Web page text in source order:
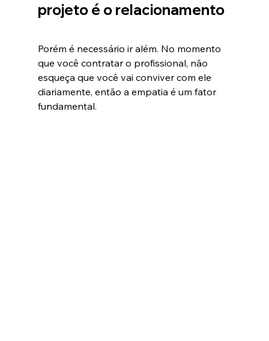
projeto é o relacionamento
Porém é necessário ir além. No momento
que você contratar o profissional, não
esqueça que você vai conviver com ele
diariamente, então a empatia é um fator
fundamental.